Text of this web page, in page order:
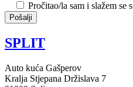
Pročitao/la sam i slažem se s
SPLIT
Auto kuća Gašperov
Kralja Stjepana Držislava 7